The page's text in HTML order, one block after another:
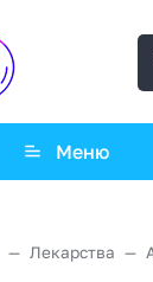
Меню
Лекарства